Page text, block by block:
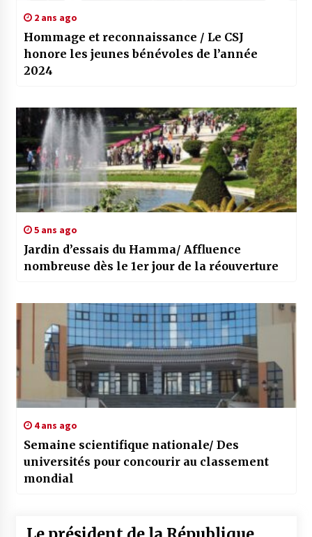
2 ans ago
Hommage et reconnaissance / Le CSJ
honore les jeunes bénévoles de l’année
2024
5 ans ago
Jardin d’essais du Hamma/ Affluence
nombreuse dès le 1er jour de la réouverture
4 ans ago
Semaine scientifique nationale/ Des
universités pour concourir au classement
mondial